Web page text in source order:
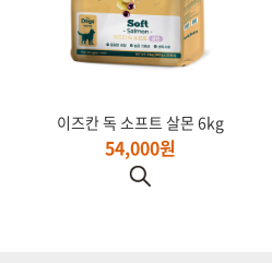
이즈칸 독 소프트 살몬 6kg
54,000원